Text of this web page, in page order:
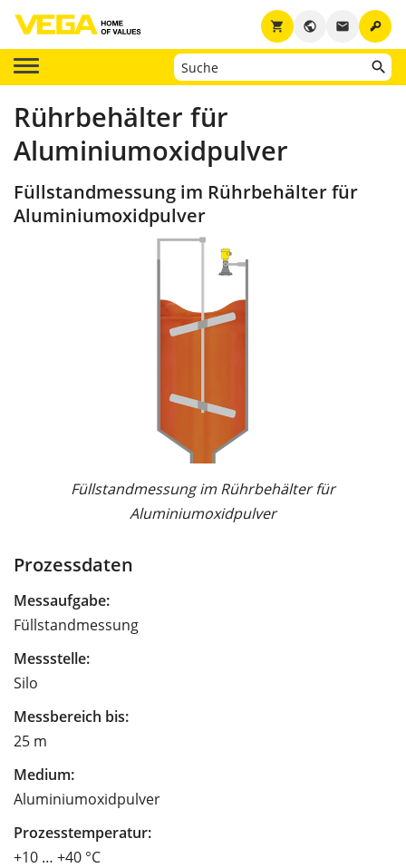
key
email
public
shopping_cart
Rührbehälter für
Aluminiumoxidpulver
Füllstandmessung im Rührbehälter für
Aluminiumoxidpulver
Füllstandmessung im Rührbehälter für
Aluminiumoxidpulver
Prozessdaten
Messaufgabe:
Füllstandmessung
Messstelle:
Silo
Messbereich bis:
25 m
Medium:
Aluminiumoxidpulver
Prozesstemperatur:
+10 … +40 °C